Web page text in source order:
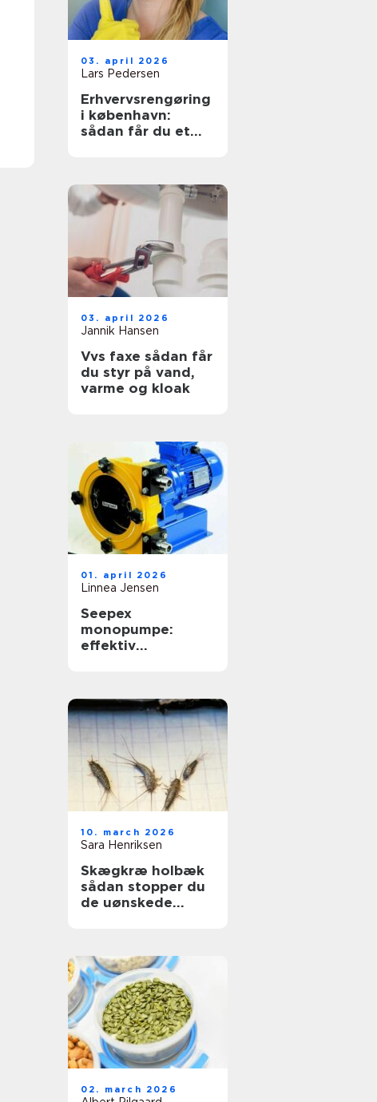
03. april 2026
Lars Pedersen
Erhvervsrengøring
i københavn:
sådan får du et
03. april 2026
Jannik Hansen
Vvs faxe sådan får
du styr på vand,
varme og kloak
01. april 2026
Linnea Jensen
Seepex
monopumpe:
effektiv
10. march 2026
Sara Henriksen
Skægkræ holbæk
sådan stopper du
de uønskede
02. march 2026